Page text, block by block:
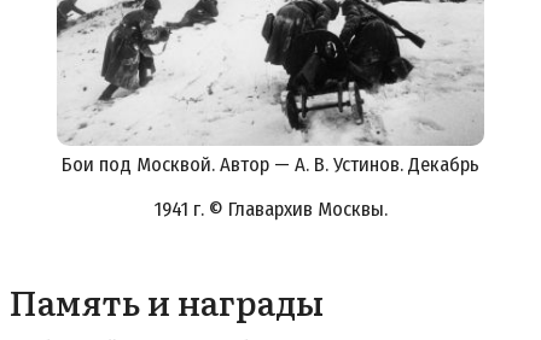
Бои под Москвой. Автор — А. В. Устинов. Декабрь
1941 г. © Главархив Москвы.
Память и награды